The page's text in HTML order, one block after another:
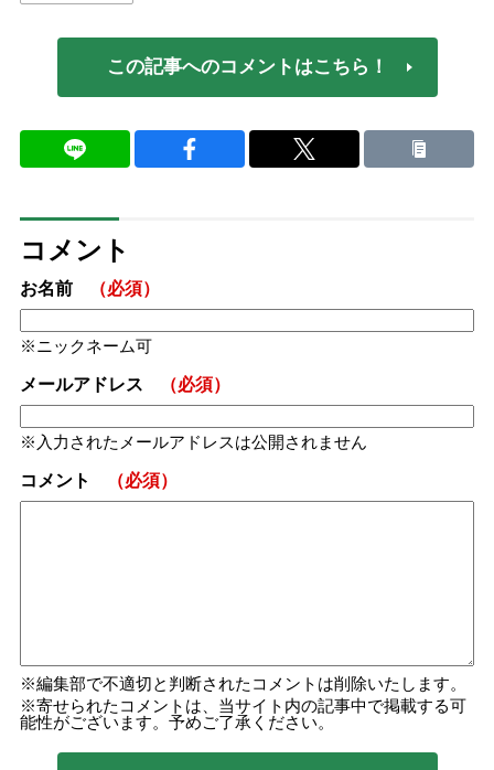
この記事へのコメントはこちら！
コメント
お名前 （必須）
ニックネーム可
メールアドレス （必須）
入力されたメールアドレスは公開されません
コメント （必須）
編集部で不適切と判断されたコメントは削除いたします。
寄せられたコメントは、当サイト内の記事中で掲載する可
能性がございます。予めご了承ください。